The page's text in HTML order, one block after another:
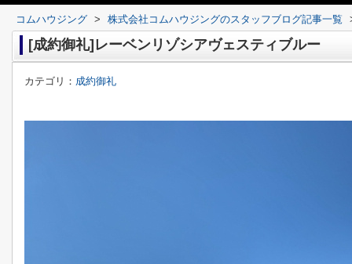
コムハウジング > 株式会社コムハウジングのスタッフブログ記事一覧
[成約御礼]レーベンリゾシアヴェスティブルー
カテゴリ： 成約御礼